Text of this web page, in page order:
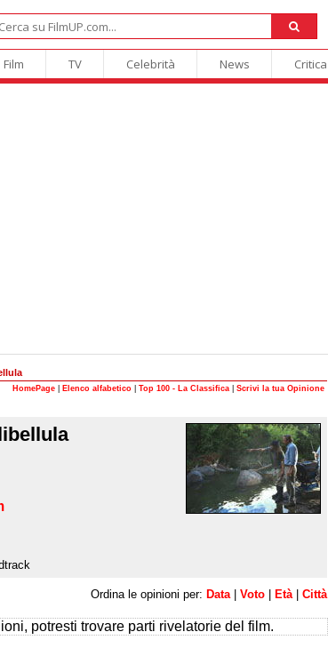
Film TV Celebrità News Critica
HomePage Elenco alfabetico Top 100 - La Classifica Scrivi la tua Opinione
Ordina le opinioni per: Data Voto Età Città
potresti trovare parti rivelatorie del film.